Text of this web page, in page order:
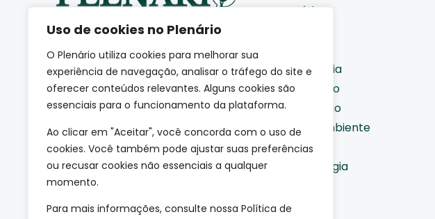
Uso de cookies no Plenário
O Plenário utiliza cookies para melhorar sua
experiência de navegação, analisar o tráfego do site e
oferecer conteúdos relevantes. Alguns cookies são
essenciais para o funcionamento da plataforma.
Ao clicar em "Aceitar", você concorda com o uso de
cookies. Você também pode ajustar suas preferências
ou recusar cookies não essenciais a qualquer
momento.
Para mais informações, consulte nossa Política de
Somos uma agência de
jornalismo autoral que
acompanha de perto como a
sociedade se movimenta.
(CNPJ: 66.665.801/0001-84)
Saúde
Economia
Cotidiano
Educação
Meio Ambiente
Esporte
Tecnologia